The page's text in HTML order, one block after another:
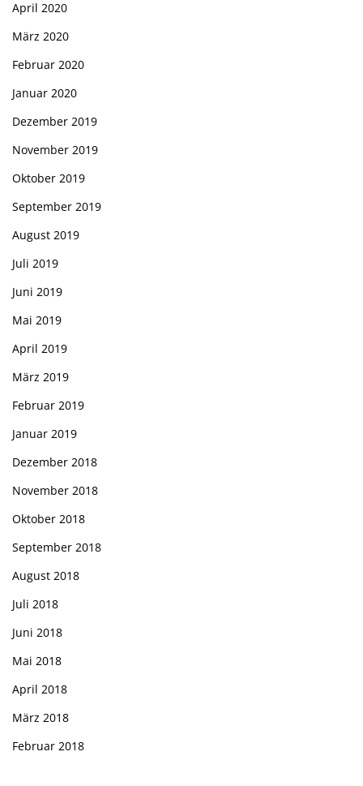
April 2020
März 2020
Februar 2020
Januar 2020
Dezember 2019
November 2019
Oktober 2019
September 2019
August 2019
Juli 2019
Juni 2019
Mai 2019
April 2019
März 2019
Februar 2019
Januar 2019
Dezember 2018
November 2018
Oktober 2018
September 2018
August 2018
Juli 2018
Juni 2018
Mai 2018
April 2018
März 2018
Februar 2018